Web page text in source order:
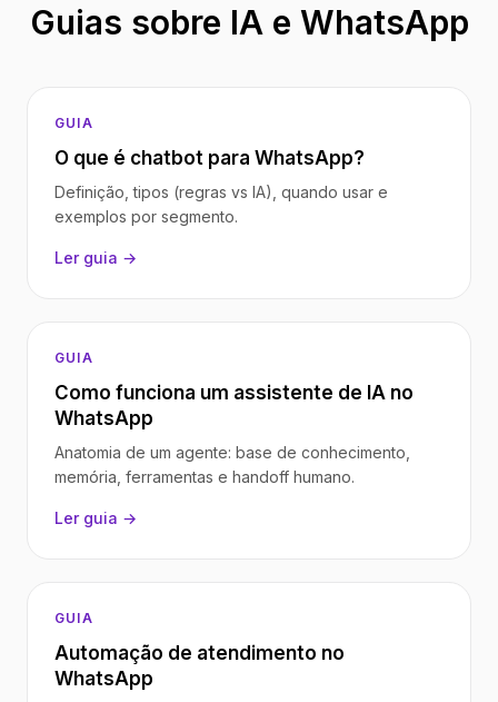
Guias sobre IA e WhatsApp
GUIA
O que é chatbot para WhatsApp?
Definição, tipos (regras vs IA), quando usar e
exemplos por segmento.
Ler guia →
GUIA
Como funciona um assistente de IA no
WhatsApp
Anatomia de um agente: base de conhecimento,
memória, ferramentas e handoff humano.
Ler guia →
GUIA
Automação de atendimento no
WhatsApp